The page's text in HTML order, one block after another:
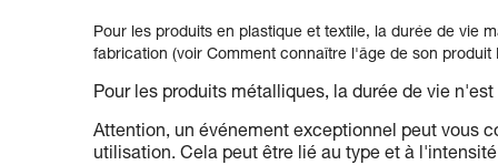
Pour les produits en plastique et textile, la durée de vie
fabrication (voir Comment connaître l'âge de son produit
Pour les produits métalliques, la durée de vie
Attention, un événement exceptionnel peut vous
utilisation. Cela peut être lié au type et à